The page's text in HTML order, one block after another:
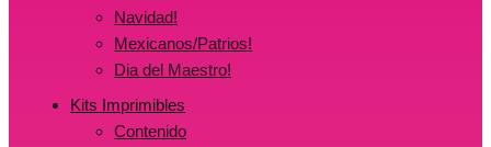
Navidad!
Mexicanos/Patrios!
Dia del Maestro!
Kits Imprimibles
Contenido